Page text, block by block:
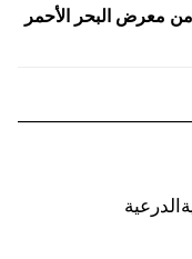
معرض البحر الأحمر
الدرعية